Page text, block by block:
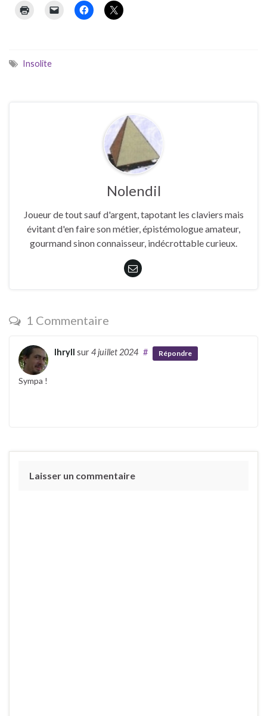
Insolite
Nolendil
Joueur de tout sauf d'argent, tapotant les claviers mais
évitant d'en faire son métier, épistémologue amateur,
gourmand sinon connaisseur, indécrottable curieux.
1 Commentaire
Ihryll sur 4 juillet 2024 # Répondre
Sympa !
Laisser un commentaire